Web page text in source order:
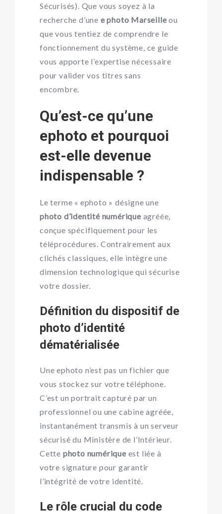
Sécurisés). Que vous soyez à la
recherche d’une e photo Marseilleou
que vous tentiez de comprendre le
fonctionnement du système, ce guide
vous apporte l’expertise nécessaire
pour valider vos titres sans
encombre.
Qu’est-ce qu’une
ephoto et pourquoi
est-elle devenue
indispensable ?
Le terme « ephoto » désigne une
photo d’identité numériqueagréée,
conçue spécifiquement pour les
téléprocédures. Contrairement aux
clichés classiques, elle intègre une
dimension technologique qui sécurise
votre dossier.
Définition du dispositif de
photo d’identité
dématérialisée
Une ephoto n’est pas un fichier que
vous stockez sur votre téléphone.
C’est un portrait capturé par un
professionnel ou une cabine agréée,
instantanément transmis à un serveur
sécurisé du Ministère de l’Intérieur.
Cette photo numériqueest liée à
votre signature pour garantir
l’intégrité de votre identité.
Le rôle crucial du code